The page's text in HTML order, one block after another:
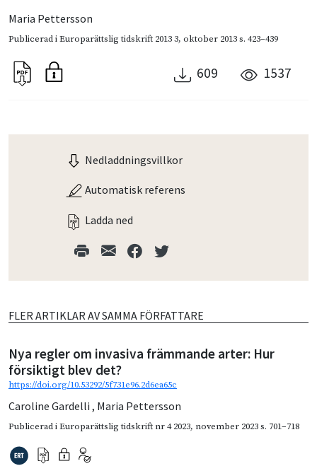
Maria Pettersson
Publicerad iEuroparättslig tidskrift 2013 3, oktober 2013s. 423–439
609 1537
Nedladdningsvillkor
Automatisk referens
Ladda ned
FLER ARTIKLAR AV SAMMA FÖRFATTARE
Nya regler om invasiva främmande arter: Hur
försiktigt blev det?
https://doi.org/10.53292/5f731e96.2d6ea65c
Caroline Gardelli , Maria Pettersson
Publicerad iEuroparättslig tidskrift nr 4 2023, november 2023s. 701–718